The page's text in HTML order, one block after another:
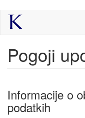
Skip
main
Pogoji
Informacije o
podatkih